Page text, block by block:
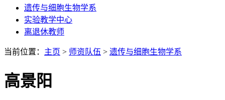
遗传与细胞生物学系
实验教学中心
离退休教师
当前位置： 主页 > 师资队伍 > 遗传与细胞生物学系
高景阳